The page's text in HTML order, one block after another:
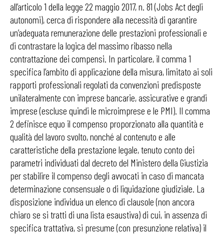
all’articolo 1 della legge 22 maggio 2017, n. 81 (Jobs Act degli
autonomi), cerca di rispondere alla necessità di garantire
un’adeguata remunerazione delle prestazioni professionali e
di contrastare la logica del massimo ribasso nella
contrattazione dei compensi. In particolare, il comma 1
specifica l’ambito di applicazione della misura, limitato ai soli
rapporti professionali regolati da convenzioni predisposte
unilateralmente con imprese bancarie, assicurative e grandi
imprese (escluse quindi le microimprese e le PMI). Il comma
2 definisce equo il compenso proporzionato alla quantità e
qualità del lavoro svolto, nonché al contenuto e alle
caratteristiche della prestazione legale, tenuto conto dei
parametri individuati dal decreto del Ministero della Giustizia
per stabilire il compenso degli avvocati in caso di mancata
determinazione consensuale o di liquidazione giudiziale. La
disposizione individua un elenco di clausole (non ancora
chiaro se si tratti di una lista esaustiva) di cui, in assenza di
specifica trattativa, si presume (con presunzione relativa) il